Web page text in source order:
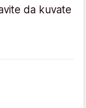
da kuvate